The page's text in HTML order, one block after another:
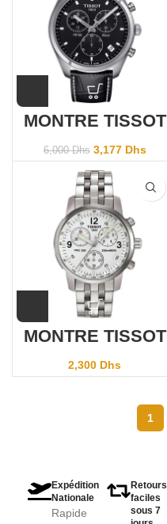
MONTRE TISSOT
PR100
T101.417.16.051.00
6,000Dhs 3,177 Dhs
MONTRE TISSOT
PRC200
T17.1.586.32
2,300 Dhs
1
Expédition
Nationale
Rapide
Retours
faciles
sous 7